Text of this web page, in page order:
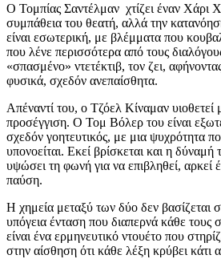
Ο Τομπίας Σαντέλμαν χτίζει έναν Χάρι
συμπάθεια του θεατή, αλλά την
είναι εσωτερική, με βλέμματα που
που λένε περισσότερα από τους
«σπασμένο» ντετέκτιβ, τον ζει,
φυσικά, σχεδόν ανεπαίσθητα.
Απέναντί του, ο Τζόελ Κίναμαν υιοθετεί
προσέγγιση. Ο Τομ Βόλερ του είναι
σχεδόν γοητευτικός, με μια ψυχρότητα
υπονοείται. Εκεί βρίσκεται και η δύναμή
υψώσει τη φωνή για να επιβληθεί, αρκεί
παύση.
Η χημεία μεταξύ των δύο δεν βασίζεται
υπόγεια ένταση που διαπερνά κάθε
είναι ένα ερμηνευτικό ντουέτο που
στην αίσθηση ότι κάθε λέξη κρύβει κάτι